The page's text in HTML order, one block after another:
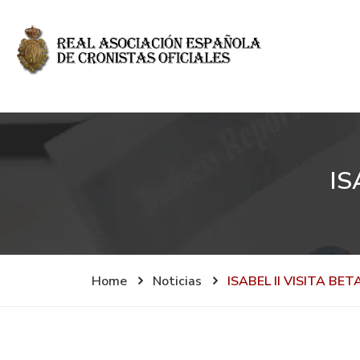
Home Noticias ISABEL II VISITA